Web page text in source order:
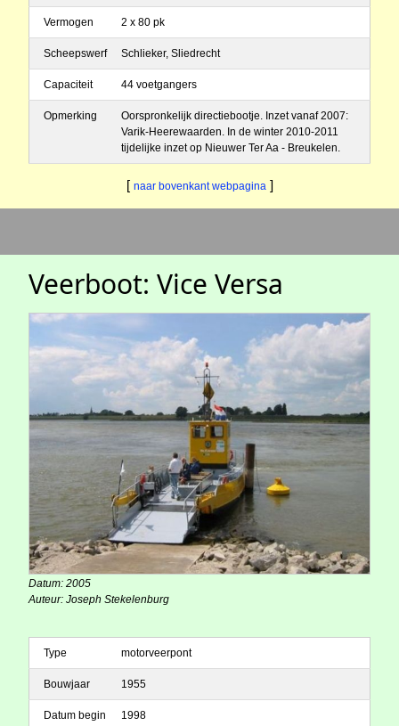
Vermogen 2 x 80 pk
Scheepswerf Schlieker, Sliedrecht
Capaciteit 44 voetgangers
Opmerking
Oorspronkelijk directiebootje. Inzet vanaf 2007:
Varik-Heerewaarden. In de winter 2010-2011
tijdelijke inzet op Nieuwer Ter Aa - Breukelen.
[ naar bovenkant webpagina ]
Veerboot: Vice Versa
Datum: 2005
Auteur: Joseph Stekelenburg
Type motorveerpont
Bouwjaar 1955
Datum begin
1998